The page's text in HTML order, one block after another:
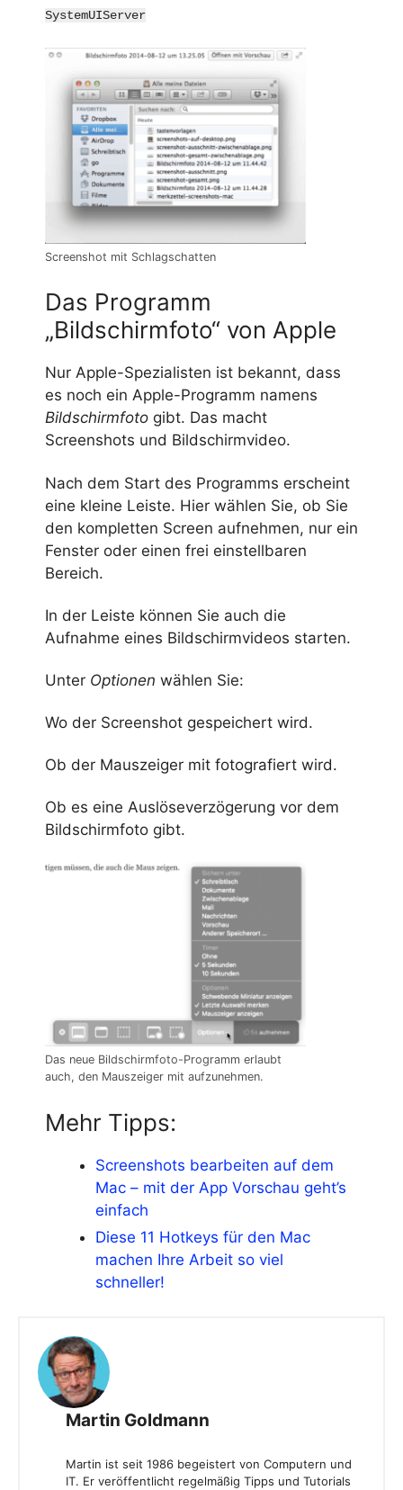
SystemUIServer
Screenshot mit Schlagschatten
Das Programm
„Bildschirmfoto“ von Apple
Nur Apple-Spezialisten ist bekannt, dass
es noch ein Apple-Programm namens
Bildschirmfoto gibt. Das macht
Screenshots und Bildschirmvideo.
Nach dem Start des Programms erscheint
eine kleine Leiste. Hier wählen Sie, ob Sie
den kompletten Screen aufnehmen, nur ein
Fenster oder einen frei einstellbaren
Bereich.
In der Leiste können Sie auch die
Aufnahme eines Bildschirmvideos starten.
Unter Optionen wählen Sie:
Wo der Screenshot gespeichert wird.
Ob der Mauszeiger mit fotografiert wird.
Ob es eine Auslöseverzögerung vor dem
Bildschirmfoto gibt.
Das neue Bildschirmfoto-Programm erlaubt
auch, den Mauszeiger mit aufzunehmen.
Mehr Tipps:
Screenshots bearbeiten auf dem
Mac – mit der App Vorschau geht’s
einfach
Diese 11 Hotkeys für den Mac
machen Ihre Arbeit so viel
schneller!
Martin Goldmann
Martin ist seit 1986 begeistert von Computern und
IT. Er veröffentlicht regelmäßig Tipps und Tutorials